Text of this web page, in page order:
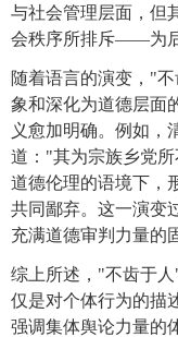
与社会管理层面，
会秩序所排斥——为
随着语言的演变，"
象和深化为道德层面
义愈加明确。例如，
道："其为宗族乡党
道德伦理的语境下，
共同鄙弃。这一演变
充满道德审判力量的
综上所述，"不齿于
仅是对个体行为的描
强调集体舆论力量的